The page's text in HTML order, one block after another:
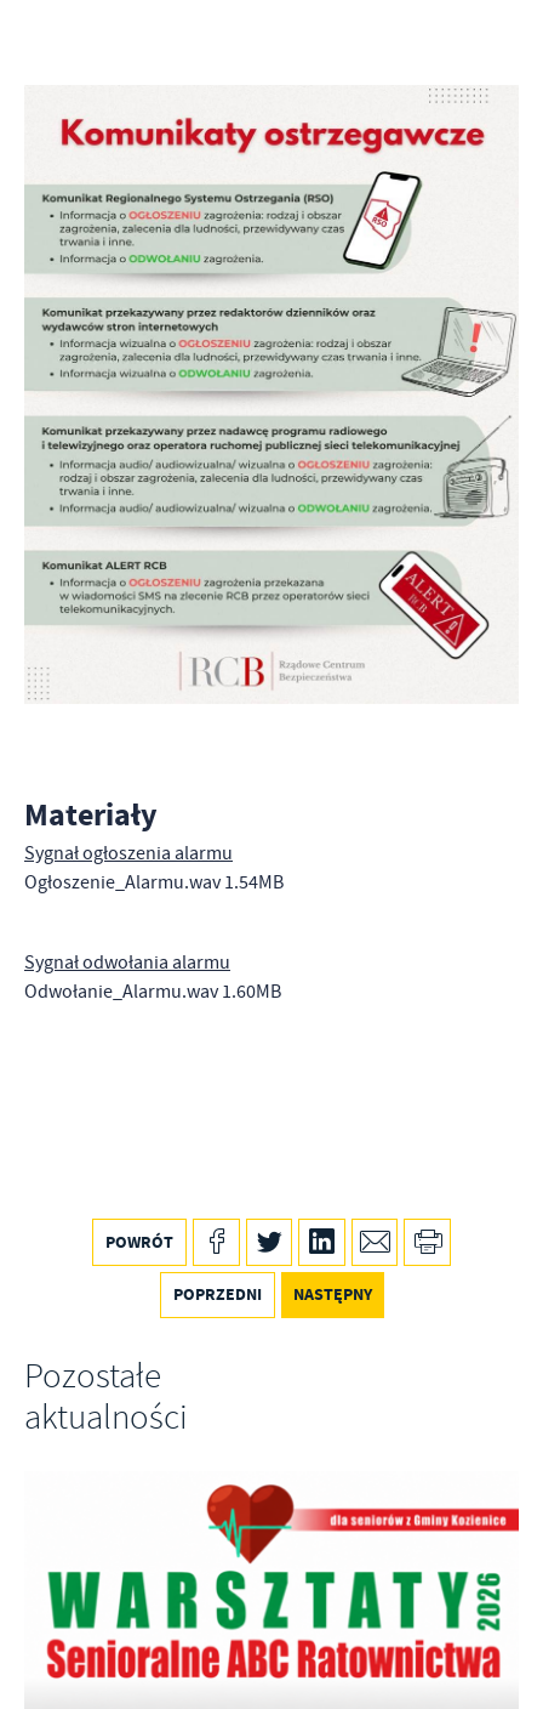
Materiały
Sygnał ogłoszenia alarmu
Ogłoszenie​_Alarmu.wav 1.54MB
Sygnał odwołania alarmu
Odwołanie​_Alarmu.wav 1.60MB
POWRÓT
POPRZEDNI NASTĘPNY
Pozostałe
aktualności